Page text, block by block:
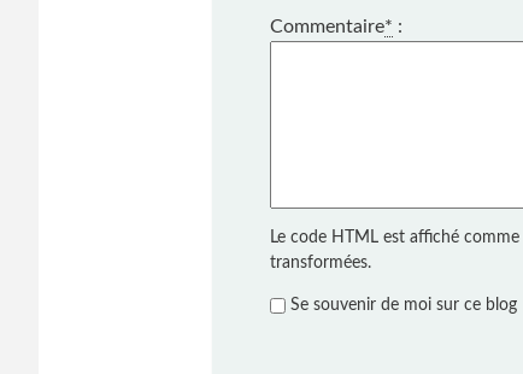
Commentaire* :
Le code HTML est affiché
transformées.
Se souvenir de moi sur ce blog